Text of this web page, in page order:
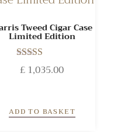
Tweed Cigar Case
Limited Edition
Rated
5.00
£ 1,035.00
ADD TO BASKET